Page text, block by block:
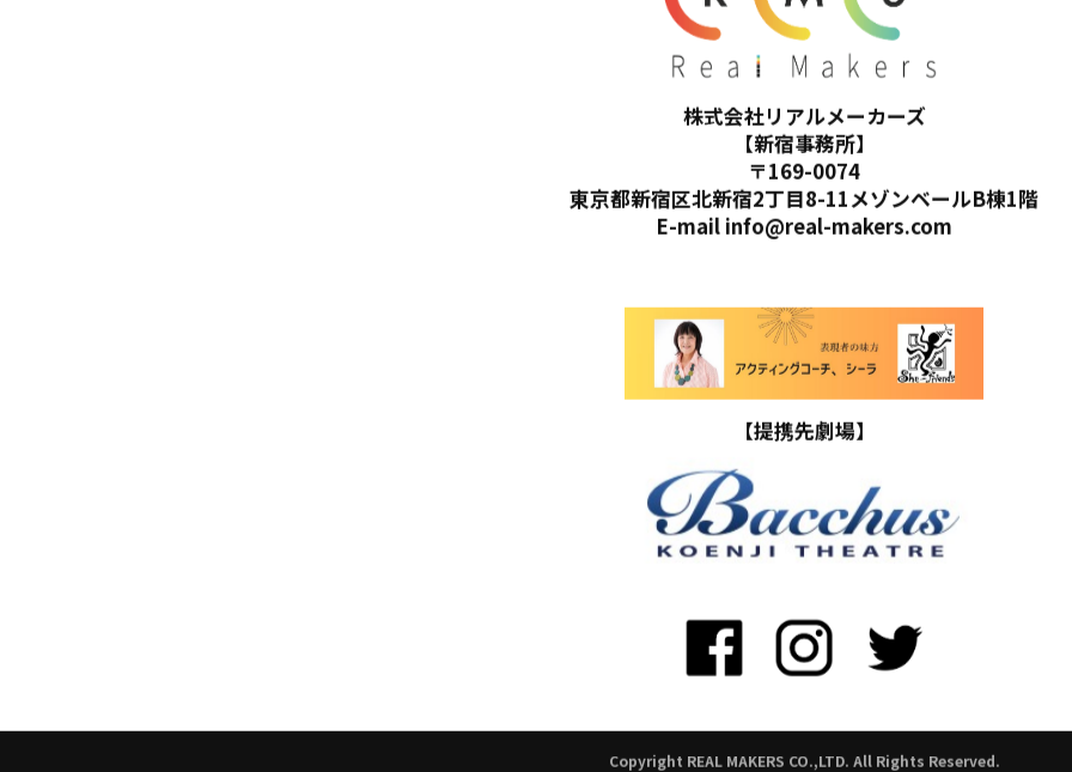
株式会社リアルメーカーズ
【新宿事務所】
〒169-0074
東京都新宿区北新宿2丁目8-11メゾンベールB棟1階
E-mail info@real-makers.com
【提携先劇場】
Copyright REAL MAKERS CO.,LTD. All Rights Reserved.